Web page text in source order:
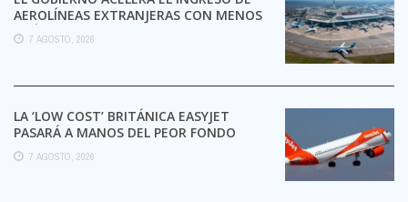
AEROLÍNEAS EXTRANJERAS CON MENOS
TRÁMITES
7 AGOSTO, 2026
LA ‘LOW COST’ BRITÁNICA EASYJET
PASARÁ A MANOS DEL PEOR FONDO
POSIBLE:
7 AGOSTO, 2026